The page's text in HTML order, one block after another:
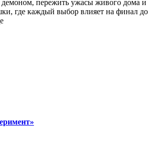
демоном, пережить ужасы живого дома и
где каждый выбор влияет на финал до